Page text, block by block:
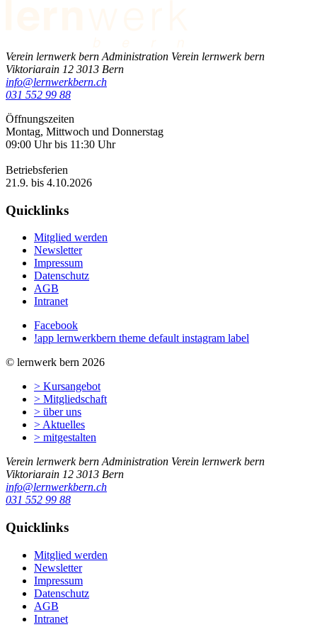
Verein lernwerk bern Administration Verein lernwerk bern
Viktoriarain 12 3013 Bern
info@lernwerkbern.ch
031 552 99 88
Öffnungszeiten
Montag, Mittwoch und Donnerstag
09:00 Uhr bis 11:30 Uhr
Betriebsferien
21.9. bis 4.10.2026
Quicklinks
Mitglied werden
Newsletter
Impressum
Datenschutz
AGB
Intranet
Facebook
!app lernwerkbern theme default instagram label
© lernwerk bern 2026
> Kursangebot
> Mitgliedschaft
> über uns
> Aktuelles
> mitgestalten
Verein lernwerk bern Administration Verein lernwerk bern
Viktoriarain 12 3013 Bern
info@lernwerkbern.ch
031 552 99 88
Quicklinks
Mitglied werden
Newsletter
Impressum
Datenschutz
AGB
Intranet